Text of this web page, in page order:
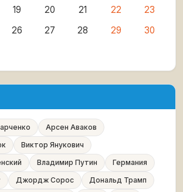
19 20 21 22
23
26 27 28 29
30
Арсен Аваков
Виктор Янукович
Владимир Путин
Германия
Джордж Сорос
Дональд Трамп